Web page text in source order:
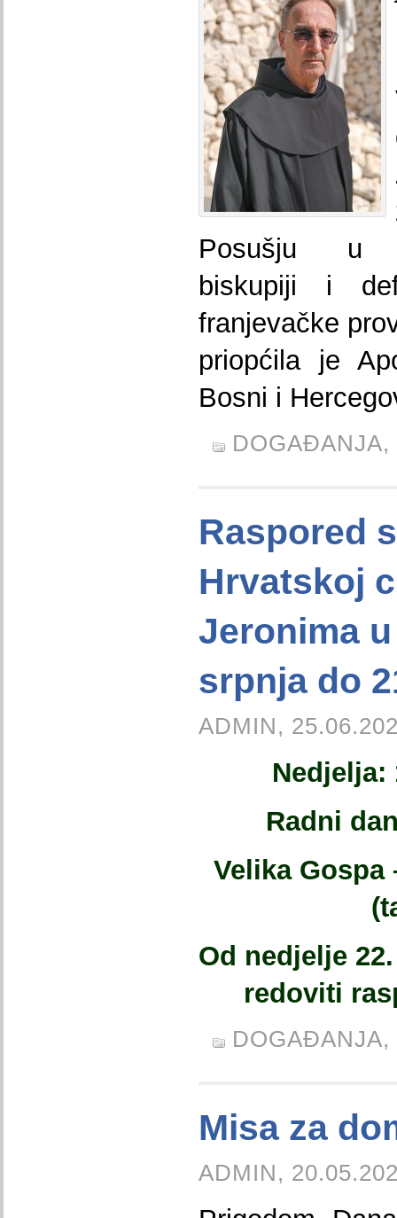
Posušju u
biskupiji i
franjevačke
priopćila je
Bosni i
DOGAĐANJA,
Raspored
Hrvatskoj
Jeronima
srpnja do
ADMIN,
Nedjelja:
Radni
Velika Gospa
Od nedjelje
redoviti
DOGAĐANJA,
Misa za
ADMIN,